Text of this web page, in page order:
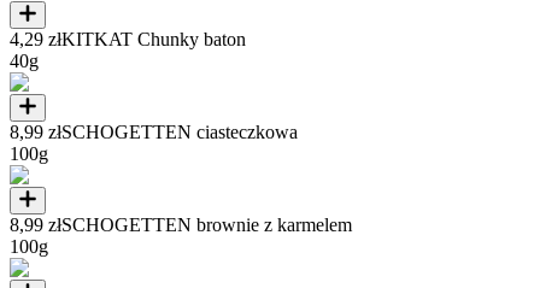
4,29 złKITKAT Chunky baton
40g
8,99 złSCHOGETTEN ciasteczkowa
100g
8,99 złSCHOGETTEN brownie z karmelem
100g